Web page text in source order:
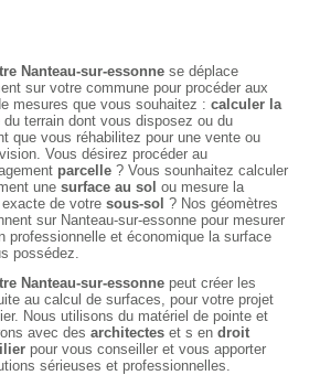
Nanteau-sur-essonne se déplace
sur votre commune pour procéder aux
mesures que vous souhaitez : calculer la
du terrain dont vous disposez ou du
que vous réhabilitez pour une vente ou
Vous désirez procéder au
parcelle ? Vous sounhaitez calculer
une surface au sol ou mesure la
de votre sous-sol ? Nos géomètres
sur Nanteau-sur-essonne pour mesurer
professionnelle et économique la surface
possédez.
Nanteau-sur-essonne peut créer les
au calcul de surfaces, pour votre projet
Nous utilisons du matériel de pointe et
avec des architectes et s en droit
pour vous conseiller et vous apporter
sérieuses et professionnelles.